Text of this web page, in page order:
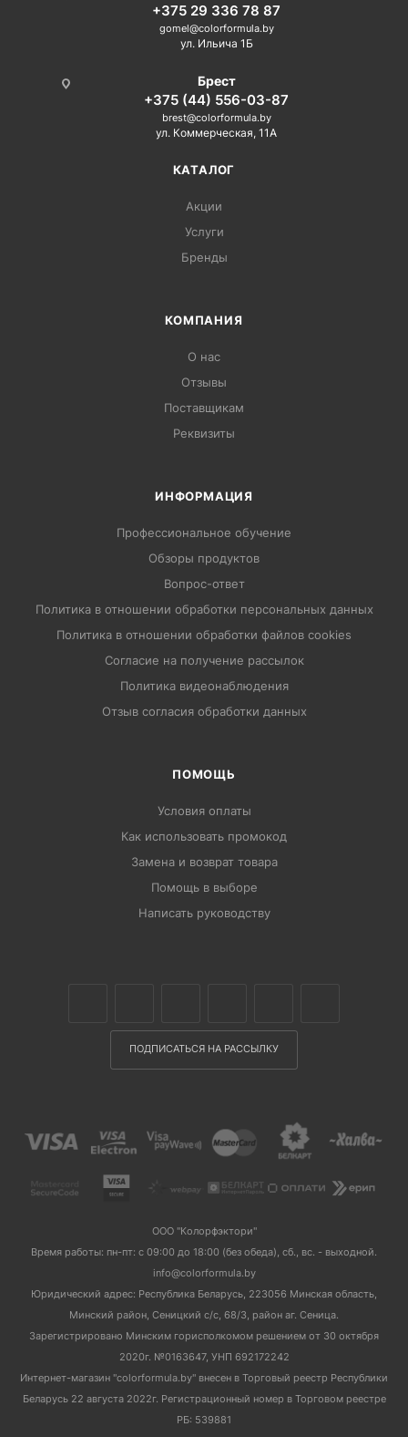
+375 29 336 78 87
gomel@colorformula.by
ул. Ильича 1Б
Брест
+375 (44) 556-03-87
brest@colorformula.by
ул. Коммерческая, 11А
КАТАЛОГ
Акции
Услуги
Бренды
КОМПАНИЯ
О нас
Отзывы
Поставщикам
Реквизиты
ИНФОРМАЦИЯ
Профессиональное обучение
Обзоры продуктов
Вопрос-ответ
Политика в отношении обработки персональных данных
Политика в отношении обработки файлов cookies
Согласие на получение рассылок
Политика видеонаблюдения
Отзыв согласия обработки данных
ПОМОЩЬ
Условия оплаты
Как использовать промокод
Замена и возврат товара
Помощь в выборе
Написать руководству
ПОДПИСАТЬСЯ НА РАССЫЛКУ
ООО "Колорфэктори"
Время работы: пн-пт: с 09:00 до 18:00 (без обеда), сб., вс. - выходной.
info@colorformula.by
Юридический адрес: Республика Беларусь, 223056 Минская область,
Минский район, Сеницкий с/с, 68/3, район аг. Сеница.
Зарегистрировано Минским горисполкомом решением от 30 октября
2020г. №0163647, УНП 692172242
Интернет-магазин "colorformula.by" внесен в Торговый реестр Республики
Беларусь 22 августа 2022г. Регистрационный номер в Торговом реестре
РБ: 539881